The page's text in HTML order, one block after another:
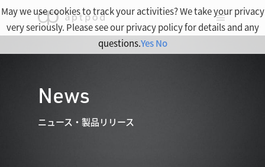
News
ニュース・製品リリース
May we use cookies to track your activities? We take your privacy
very seriously. Please see our privacy policy for details and any
questions.Yes No